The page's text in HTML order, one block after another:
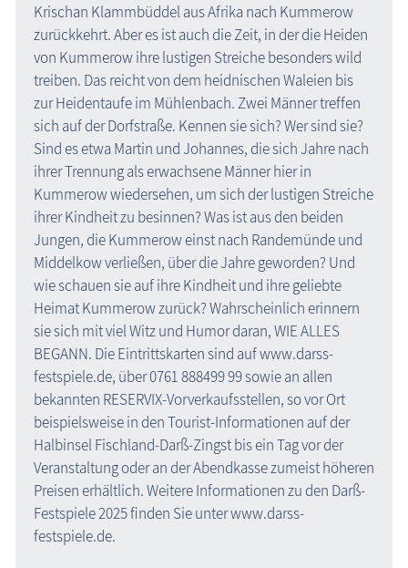
Krischan Klammbüddel aus Afrika nach Kummerow
zurückkehrt. Aber es ist auch die Zeit, in der die Heiden
von Kummerow ihre lustigen Streiche besonders wild
treiben. Das reicht von dem heidnischen Waleien bis
zur Heidentaufe im Mühlenbach. Zwei Männer treffen
sich auf der Dorfstraße. Kennen sie sich? Wer sind sie?
Sind es etwa Martin und Johannes, die sich Jahre nach
ihrer Trennung als erwachsene Männer hier in
Kummerow wiedersehen, um sich der lustigen Streiche
ihrer Kindheit zu besinnen? Was ist aus den beiden
Jungen, die Kummerow einst nach Randemünde und
Middelkow verließen, über die Jahre geworden? Und
wie schauen sie auf ihre Kindheit und ihre geliebte
Heimat Kummerow zurück? Wahrscheinlich erinnern
sie sich mit viel Witz und Humor daran, WIE ALLES
BEGANN. Die Eintrittskarten sind auf www.darss-
festspiele.de, über 0761 888499 99 sowie an allen
bekannten RESERVIX-Vorverkaufsstellen, so vor Ort
beispielsweise in den Tourist-Informationen auf der
Halbinsel Fischland-Darß-Zingst bis ein Tag vor der
Veranstaltung oder an der Abendkasse zumeist höheren
Preisen erhältlich. Weitere Informationen zu den Darß-
Festspiele 2025 finden Sie unter www.darss-
festspiele.de.